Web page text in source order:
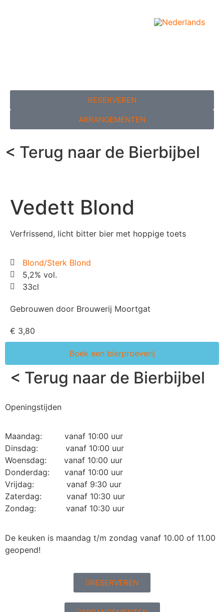
RESERVEREN
ARRANGEMENTEN
Vedett Blond
Verfrissend, licht bitter bier met hoppige toets
Blond/Sterk Blond
5,2% vol.
33cl
Gebrouwen door Brouwerij Moortgat
€ 3,80
Boek een bierproeverij
< Terug naar de Bierbijbel
< Terug naar de Bierbijbel
Openingstijden
Maandag: vanaf 10:00 uur
Dinsdag: vanaf 10:00 uur
Woensdag: vanaf 10:00 uur
Donderdag: vanaf 10:00 uur
Vrijdag: vanaf 9:30 uur
Zaterdag: vanaf 10:30 uur
Zondag: vanaf 10:30 uur
De keuken is maandag t/m zondag vanaf 10.00 of 11.00
geopend!
RESERVEREN